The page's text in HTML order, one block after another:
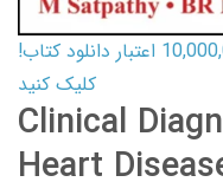
کارت اعتباری کتاب دانلود با 10,000,000 اعتبار دانلود کتاب!
کلیک کنید
Clinical
Heart